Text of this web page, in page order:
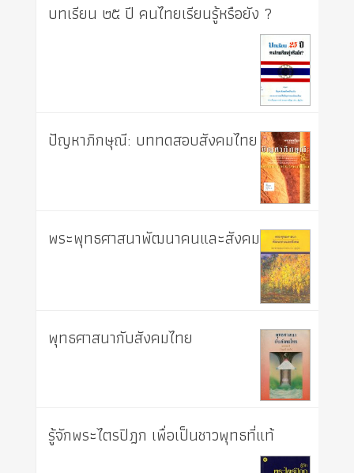
บทเรียน ๒๕ ปี คนไทยเรียนรู้หรือยัง ?
ปัญหาภิกษุณี: บททดสอบสังคมไทย
พระพุทธศาสนาพัฒนาคนและสังคม
พุทธศาสนากับสังคมไทย
รู้จักพระไตรปิฎก เพื่อเป็นชาวพุทธที่แท้